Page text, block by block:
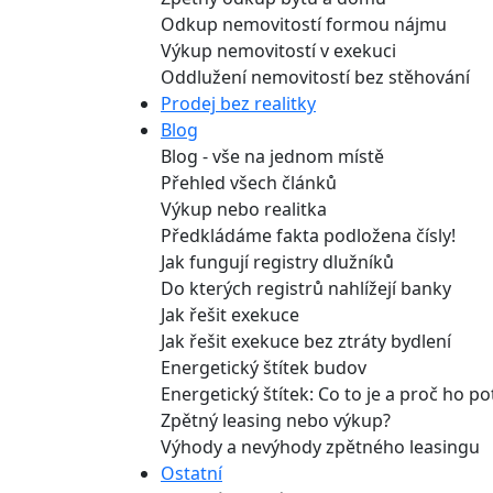
Odkup nemovitostí formou nájmu
Výkup nemovitostí v exekuci
Oddlužení nemovitostí bez stěhování
Prodej bez realitky
Blog
Blog - vše na jednom místě
Přehled všech článků
Výkup nebo realitka
Předkládáme fakta podložena čísly!
Jak fungují registry dlužníků
Do kterých registrů nahlížejí banky
Jak řešit exekuce
Jak řešit exekuce bez ztráty bydlení
Energetický štítek budov
Energetický štítek: Co to je a proč ho
Zpětný leasing nebo výkup?
Výhody a nevýhody zpětného leasingu
Ostatní